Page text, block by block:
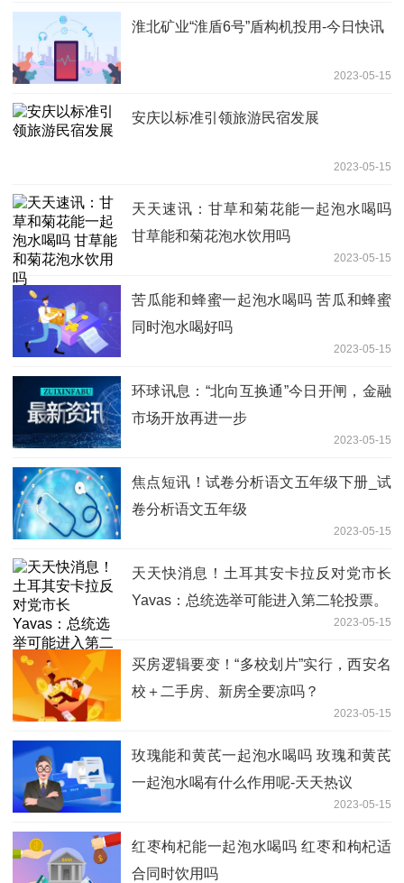
淮北矿业“淮盾6号”盾构机投用-今日快讯
2023-05-15
安庆以标准引领旅游民宿发展
2023-05-15
天天速讯：甘草和菊花能一起泡水喝吗
甘草能和菊花泡水饮用吗
2023-05-15
苦瓜能和蜂蜜一起泡水喝吗 苦瓜和蜂蜜
同时泡水喝好吗
2023-05-15
环球讯息：“北向互换通”今日开闸，金融
市场开放再进一步
2023-05-15
焦点短讯！试卷分析语文五年级下册_试
卷分析语文五年级
2023-05-15
天天快消息！土耳其安卡拉反对党市长
Yavas：总统选举可能进入第二轮投票。
2023-05-15
买房逻辑要变！“多校划片”实行，西安名
校＋二手房、新房全要凉吗？
2023-05-15
玫瑰能和黄芪一起泡水喝吗 玫瑰和黄芪
一起泡水喝有什么作用呢-天天热议
2023-05-15
红枣枸杞能一起泡水喝吗 红枣和枸杞适
合同时饮用吗